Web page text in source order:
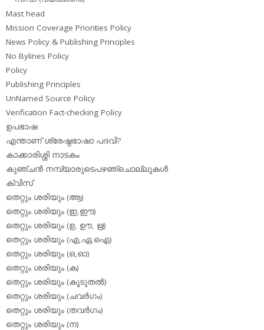
Mast head
Mission Coverage Priorities Policy
News Policy & Publishing Principles
No Bylines Policy
Policy
Publishing Principles
UnNamed Source Policy
Verification Fact-checking Policy
ഉപഭാഷ
എന്താണ് ശ്രേഷ്ഠഭാഷാ പദവി?
കാക്കാരിശ്ശി നാടകം
കുഞ്ചന്‍ നമ്പ്യാരുടെപഴഞ്ചൊല്ലുകള്‍
ക്വിസ്
തെറ്റും ശരിയും (ആ)
തെറ്റും ശരിയും (ഇ,ഈ)
തെറ്റും ശരിയും (ഉ, ഊ, ഋ)
തെറ്റും ശരിയും (എ,ഏ,ഐ)
തെറ്റും ശരിയും (ഒ,ഓ)
തെറ്റും ശരിയും (ക)
തെറ്റും ശരിയും (കൂടുതല്‍)
തെറ്റും ശരിയും (ചവര്‍ഗം)
തെറ്റും ശരിയും (തവര്‍ഗം)
തെറ്റും ശരിയും (ന)